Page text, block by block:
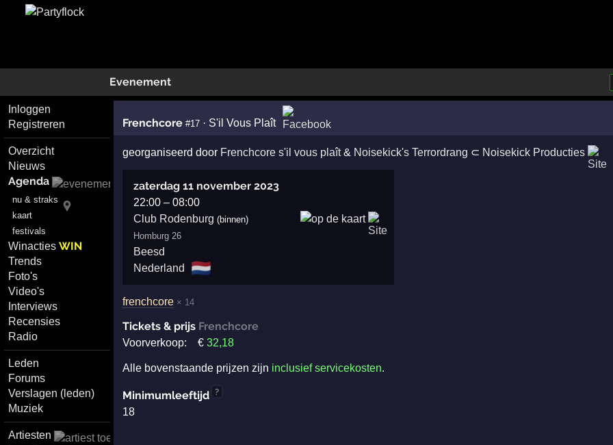
Evenement
Inloggen
Registreren
Overzicht
Nieuws
Agenda
nu & straks
kaart
festivals
WinactiesWIN
Trends
Foto's
Video's
Interviews
Recensies
Radio
Leden
Forums
Verslagen (leden)
Muziek
Artiesten
Frenchcore #17· S'il Vous Plaît
georganiseerd door Frenchcore s'il vous plaît& Noisekick's Terrordrang ⊂ Noisekick Producties
zaterdag 11 november 2023
22:00– 08:00
Club Rodenburg (binnen)
Homburg 26
Beesd
Nederland
🇳🇱
frenchcore × 14
Tickets & prijs Frenchcore
Voorverkoop: € 32,18
Alle bovenstaande prijzen zijn inclusief servicekosten.
Minimumleeftijd ?
18